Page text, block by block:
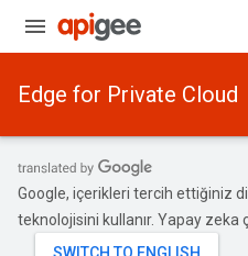
Edge for Private Cloud
Google, içerikleri tercih ettiğiniz
teknolojisini kullanır. Yapay zeka